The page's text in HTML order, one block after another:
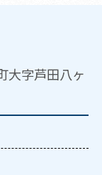
字芦田八ヶ